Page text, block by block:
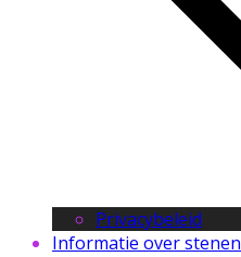
Privacybeleid
Informatie over stenen